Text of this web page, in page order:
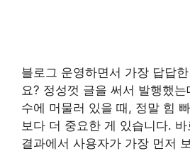
블로그 운영하면서 가장 답답
요? 정성껏 글을 써서 발행했
수에 머물러 있을 때, 정말 힘
보다 더 중요한 게 있습니다. 바
결과에서 사용자가 가장 먼저